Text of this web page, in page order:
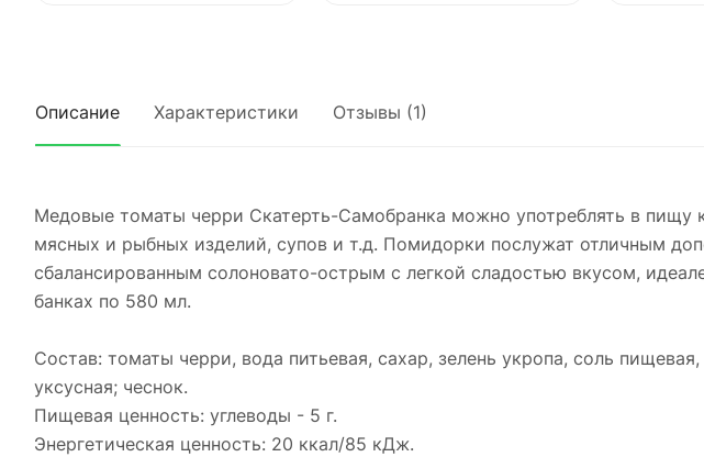
Описание Характеристики Отзывы (1)
Медовые томаты черри Скатерть-Самобранка можно употреблять в пищу
мясных и рыбных изделий, супов и т.д. Помидорки послужат отличным
сбалансированным солоновато-острым с легкой сладостью вкусом,
банках по 580 мл.
Состав: томаты черри, вода питьевая, сахар, зелень укропа, соль
уксусная; чеснок.
Пищевая ценность: углеводы - 5 г.
Энергетическая ценность: 20 ккал/85 кДж.